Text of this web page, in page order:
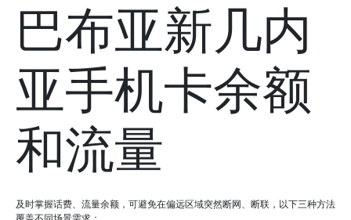
巴布亚新几内
亚手机卡余额
和流量
及时掌握话费、流量余额，可避免在偏远区域突然断网、断联，以下三种方法